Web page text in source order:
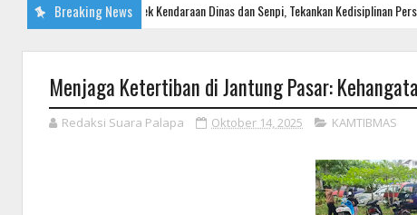
Breaking News
Kapolres Wajo Cek Kendaraan Dinas dan Senpi, Tekankan Kedisiplinan Personel
Menjaga Ketertiban di Jantung Pasar:
Redaksi Suara Palapa Oktober 14, 2025 KAMTIBMAS